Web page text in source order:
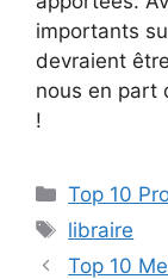
importants
devraient
nous en part
!
Top 10
libraire
Top 10